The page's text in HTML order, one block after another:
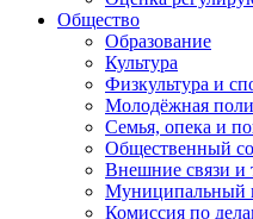
Общество
Образование
Культура
Физкультура и
Молодёжная
Семья, опека и
Общественный
Внешние связи и
Муниципальный
Комиссия по